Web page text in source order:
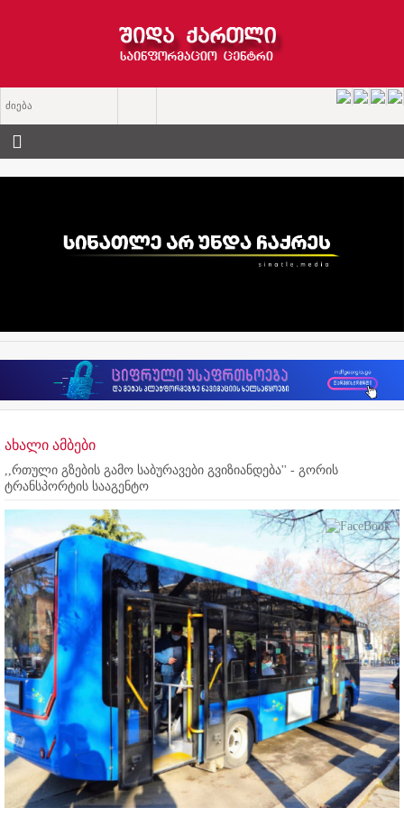
ახალი ამბები
,,რთული გზების გამო საბურავები გვიზიანდება'' - გორის
ტრანსპორტის სააგენტო